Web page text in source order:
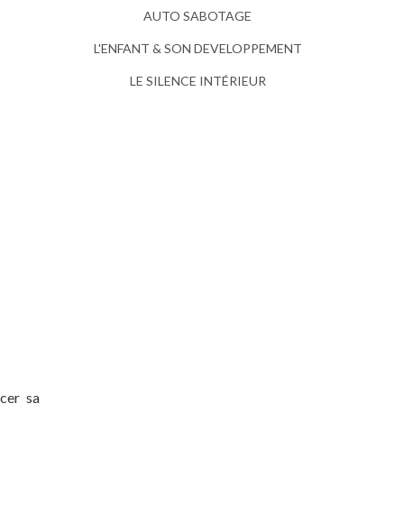
sa
AUTO SABOTAGE
L'ENFANT & SON DEVELOPPEMENT
LE SILENCE INTÉRIEUR